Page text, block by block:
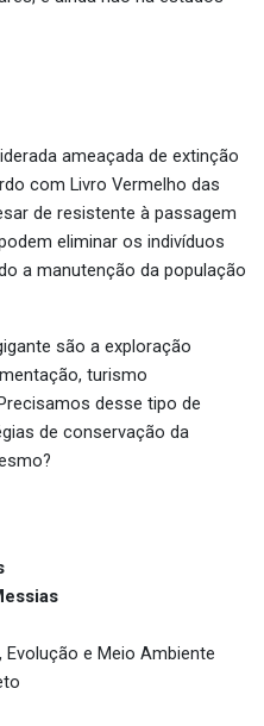
ameaçada de extinção
com Livro Vermelho das
de resistente à passagem
eliminar os indivíduos
a manutenção da população
são a exploração
, turismo
Precisamos desse tipo de
de conservação da
e Meio Ambiente